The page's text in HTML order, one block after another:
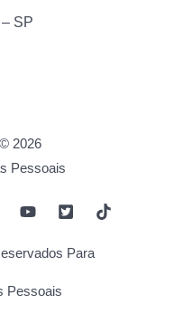
SP
2026
Pessoais
Para
Pessoais